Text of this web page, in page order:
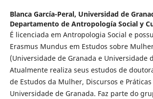
Blanca García-Peral, Universidad de
Departamento de Antropología Social y
É licenciada em Antropologia Social e
Erasmus Mundus em Estudos sobre
(Universidade de Granada e Universidade
Atualmente realiza seus estudos de
de Estudos da Mulher, Discursos e
Universidade de Granada. Faz parte do